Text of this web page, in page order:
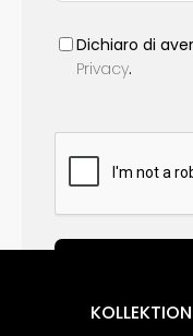
Dichiaro di
Privacy.